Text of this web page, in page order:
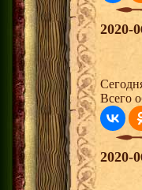
2020-
Всего
2020-